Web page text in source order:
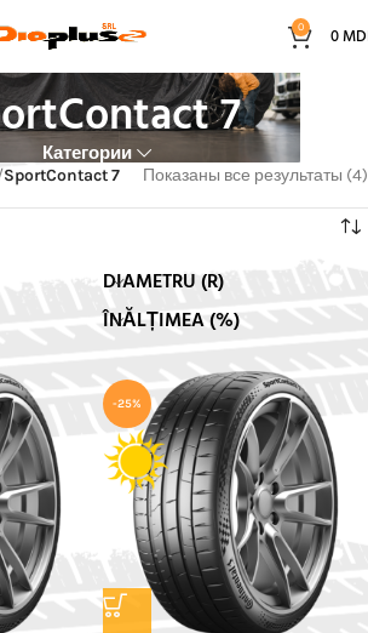
0 0
7
Категории
SportContact 7 Показаны все результаты (4)
DIAMETRU (R)
ÎNĂLȚIMEA (%)
-25%